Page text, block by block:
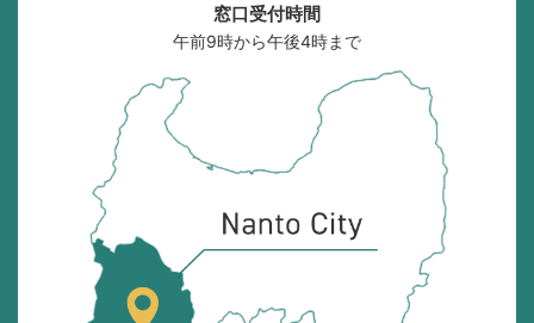
窓口受付時間
午前9時から午後4時まで
位
置
を
記
し